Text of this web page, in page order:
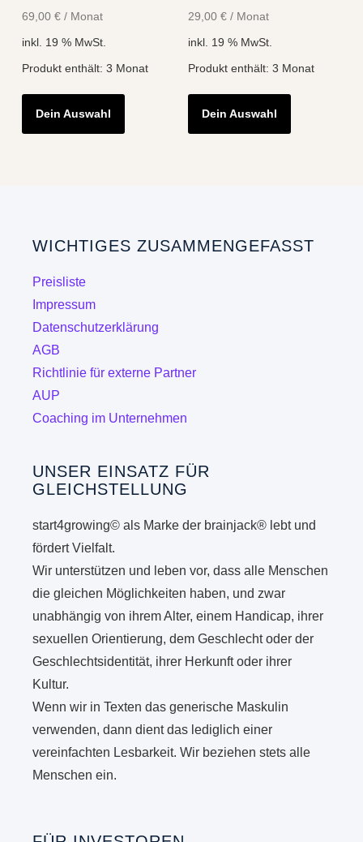
69,00 €/ Monat
inkl. 19 % MwSt.
Produkt enthält: 3 Monat
Dein Auswahl
29,00 €/ Monat
inkl. 19 % MwSt.
Produkt enthält: 3 Monat
Dein Auswahl
WICHTIGES ZUSAMMENGEFASST
Preisliste
Impressum
Datenschutzerklärung
AGB
Richtlinie für externe Partner
AUP
Coaching im Unternehmen
UNSER EINSATZ FÜR
GLEICHSTELLUNG
start4growing© als Marke der brainjack® lebt und
fördert Vielfalt.
Wir unterstützen und leben vor, dass alle Menschen
die gleichen Möglichkeiten haben, und zwar
unabhängig von ihrem Alter, einem Handicap, ihrer
sexuellen Orientierung, dem Geschlecht oder der
Geschlechtsidentität, ihrer Herkunft oder ihrer
Kultur.
Wenn wir in Texten das generische Maskulin
verwenden, dann dient das lediglich einer
vereinfachten Lesbarkeit. Wir beziehen stets alle
Menschen ein.